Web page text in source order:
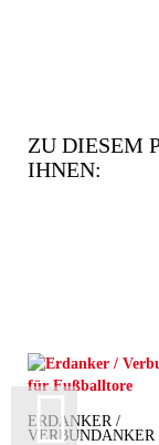
ZU DIESEM
IHNEN:
ERDANKER /
VERBUNDANKER